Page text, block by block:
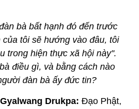
bà bất hạnh đó đến trước
tôi sẽ hướng vào đâu, tôi
trong hiện thực xã hội này".
điều gì, và bằng cách nào
đàn bà ấy đức tin?
Drukpa: Đạo Phật,